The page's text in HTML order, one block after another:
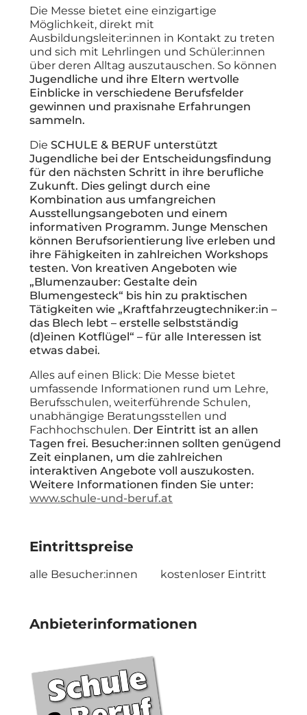
Die Messe bietet eine einzigartige
Möglichkeit, direkt mit
Ausbildungsleiter:innen in Kontakt zu treten
und sich mit Lehrlingen und Schüler:innen
über deren Alltag auszutauschen. So können
Jugendliche und ihre Eltern wertvolle
Einblicke in verschiedene Berufsfelder
gewinnen und praxisnahe Erfahrungen
sammeln.
DieSCHULE & BERUF unterstützt
Jugendliche bei der Entscheidungsfindung
für den nächsten Schritt in ihre berufliche
Zukunft. Dies gelingt durch eine
Kombination aus umfangreichen
Ausstellungsangeboten und einem
informativen Programm. Junge Menschen
können Berufsorientierung live erleben und
ihre Fähigkeiten in zahlreichen Workshops
testen. Von kreativen Angeboten wie
„Blumenzauber: Gestalte dein
Blumengesteck“ bis hin zu praktischen
Tätigkeiten wie „Kraftfahrzeugtechniker:in –
das Blech lebt – erstelle selbstständig
(d)einen Kotflügel“ – für alle Interessen ist
etwas dabei.
Alles auf einen Blick: Die Messe bietet
umfassende Informationen rund um Lehre,
Berufsschulen, weiterführende Schulen,
unabhängige Beratungsstellen und
Fachhochschulen. Der Eintritt ist an allen
Tagen frei. Besucher:innen sollten genügend
Zeit einplanen, um die zahlreichen
interaktiven Angebote voll auszukosten.
Weitere Informationen finden Sie unter:
www.schule-und-beruf.at
Eintrittspreise
alle Besucher:innen kostenloser Eintritt
Anbieterinformationen